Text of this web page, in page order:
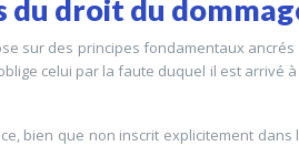
du droit du
sur des principes fondamentaux
celui par la faute duquel il est
bien que non inscrit explicitement